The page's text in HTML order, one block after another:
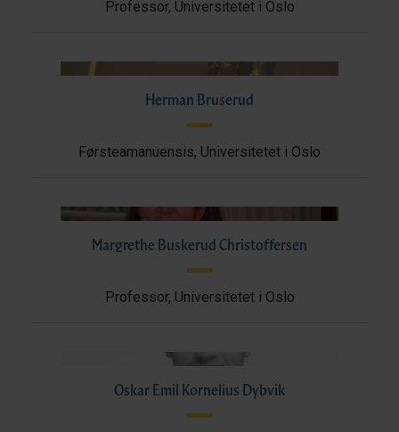
Professor, Universitetet i Oslo
Herman Bruserud
Førsteamanuensis, Universitetet i Oslo
Margrethe Buskerud Christoffersen
Professor, Universitetet i Oslo
Oskar Emil Kornelius Dybvik